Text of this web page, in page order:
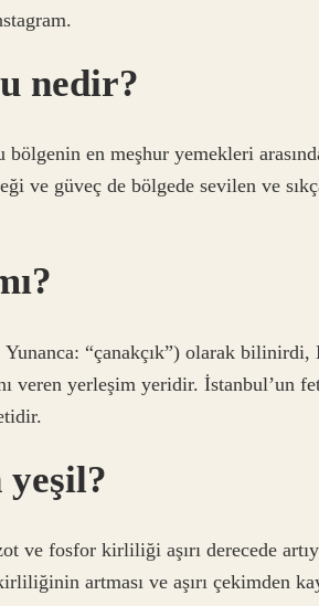
nedir?
bölgenin en meşhur yemekleri
ve güveç de bölgede sevilen ve
“çanakçık”) olarak
veren yerleşim yeridir. İstanbul’un
ve fosfor kirliliği aşırı derecede
artması ve aşırı çekimden